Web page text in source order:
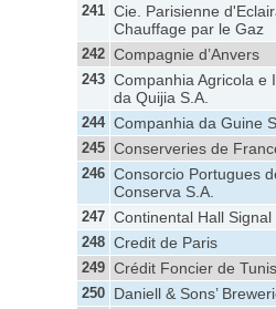
241 Cie. Parisienne
Chauffage par le Gaz
242 Compagnie d’Anvers
243 Companhia Agricola e
da Quijia S.A.
244 Companhia da Guine
245 Conserveries de
246 Consorcio Portugues
Conserva S.A.
247 Continental Hall Signal
248 Credit de Paris
249 Crédit Foncier de
250 Daniell & Sons’